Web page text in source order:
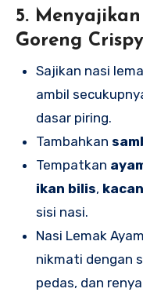
5.
Goreng Crispy
Sajikan nasi
ambil
dasar piring.
Tambahkan
Tempatkan
ikan bilis,
sisi nasi.
Nasi Lemak
nikmati dengan
pedas, dan